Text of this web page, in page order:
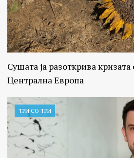
Сушата ја разоткрива кризата
Централна Европа
ТРИ СО ТРИ